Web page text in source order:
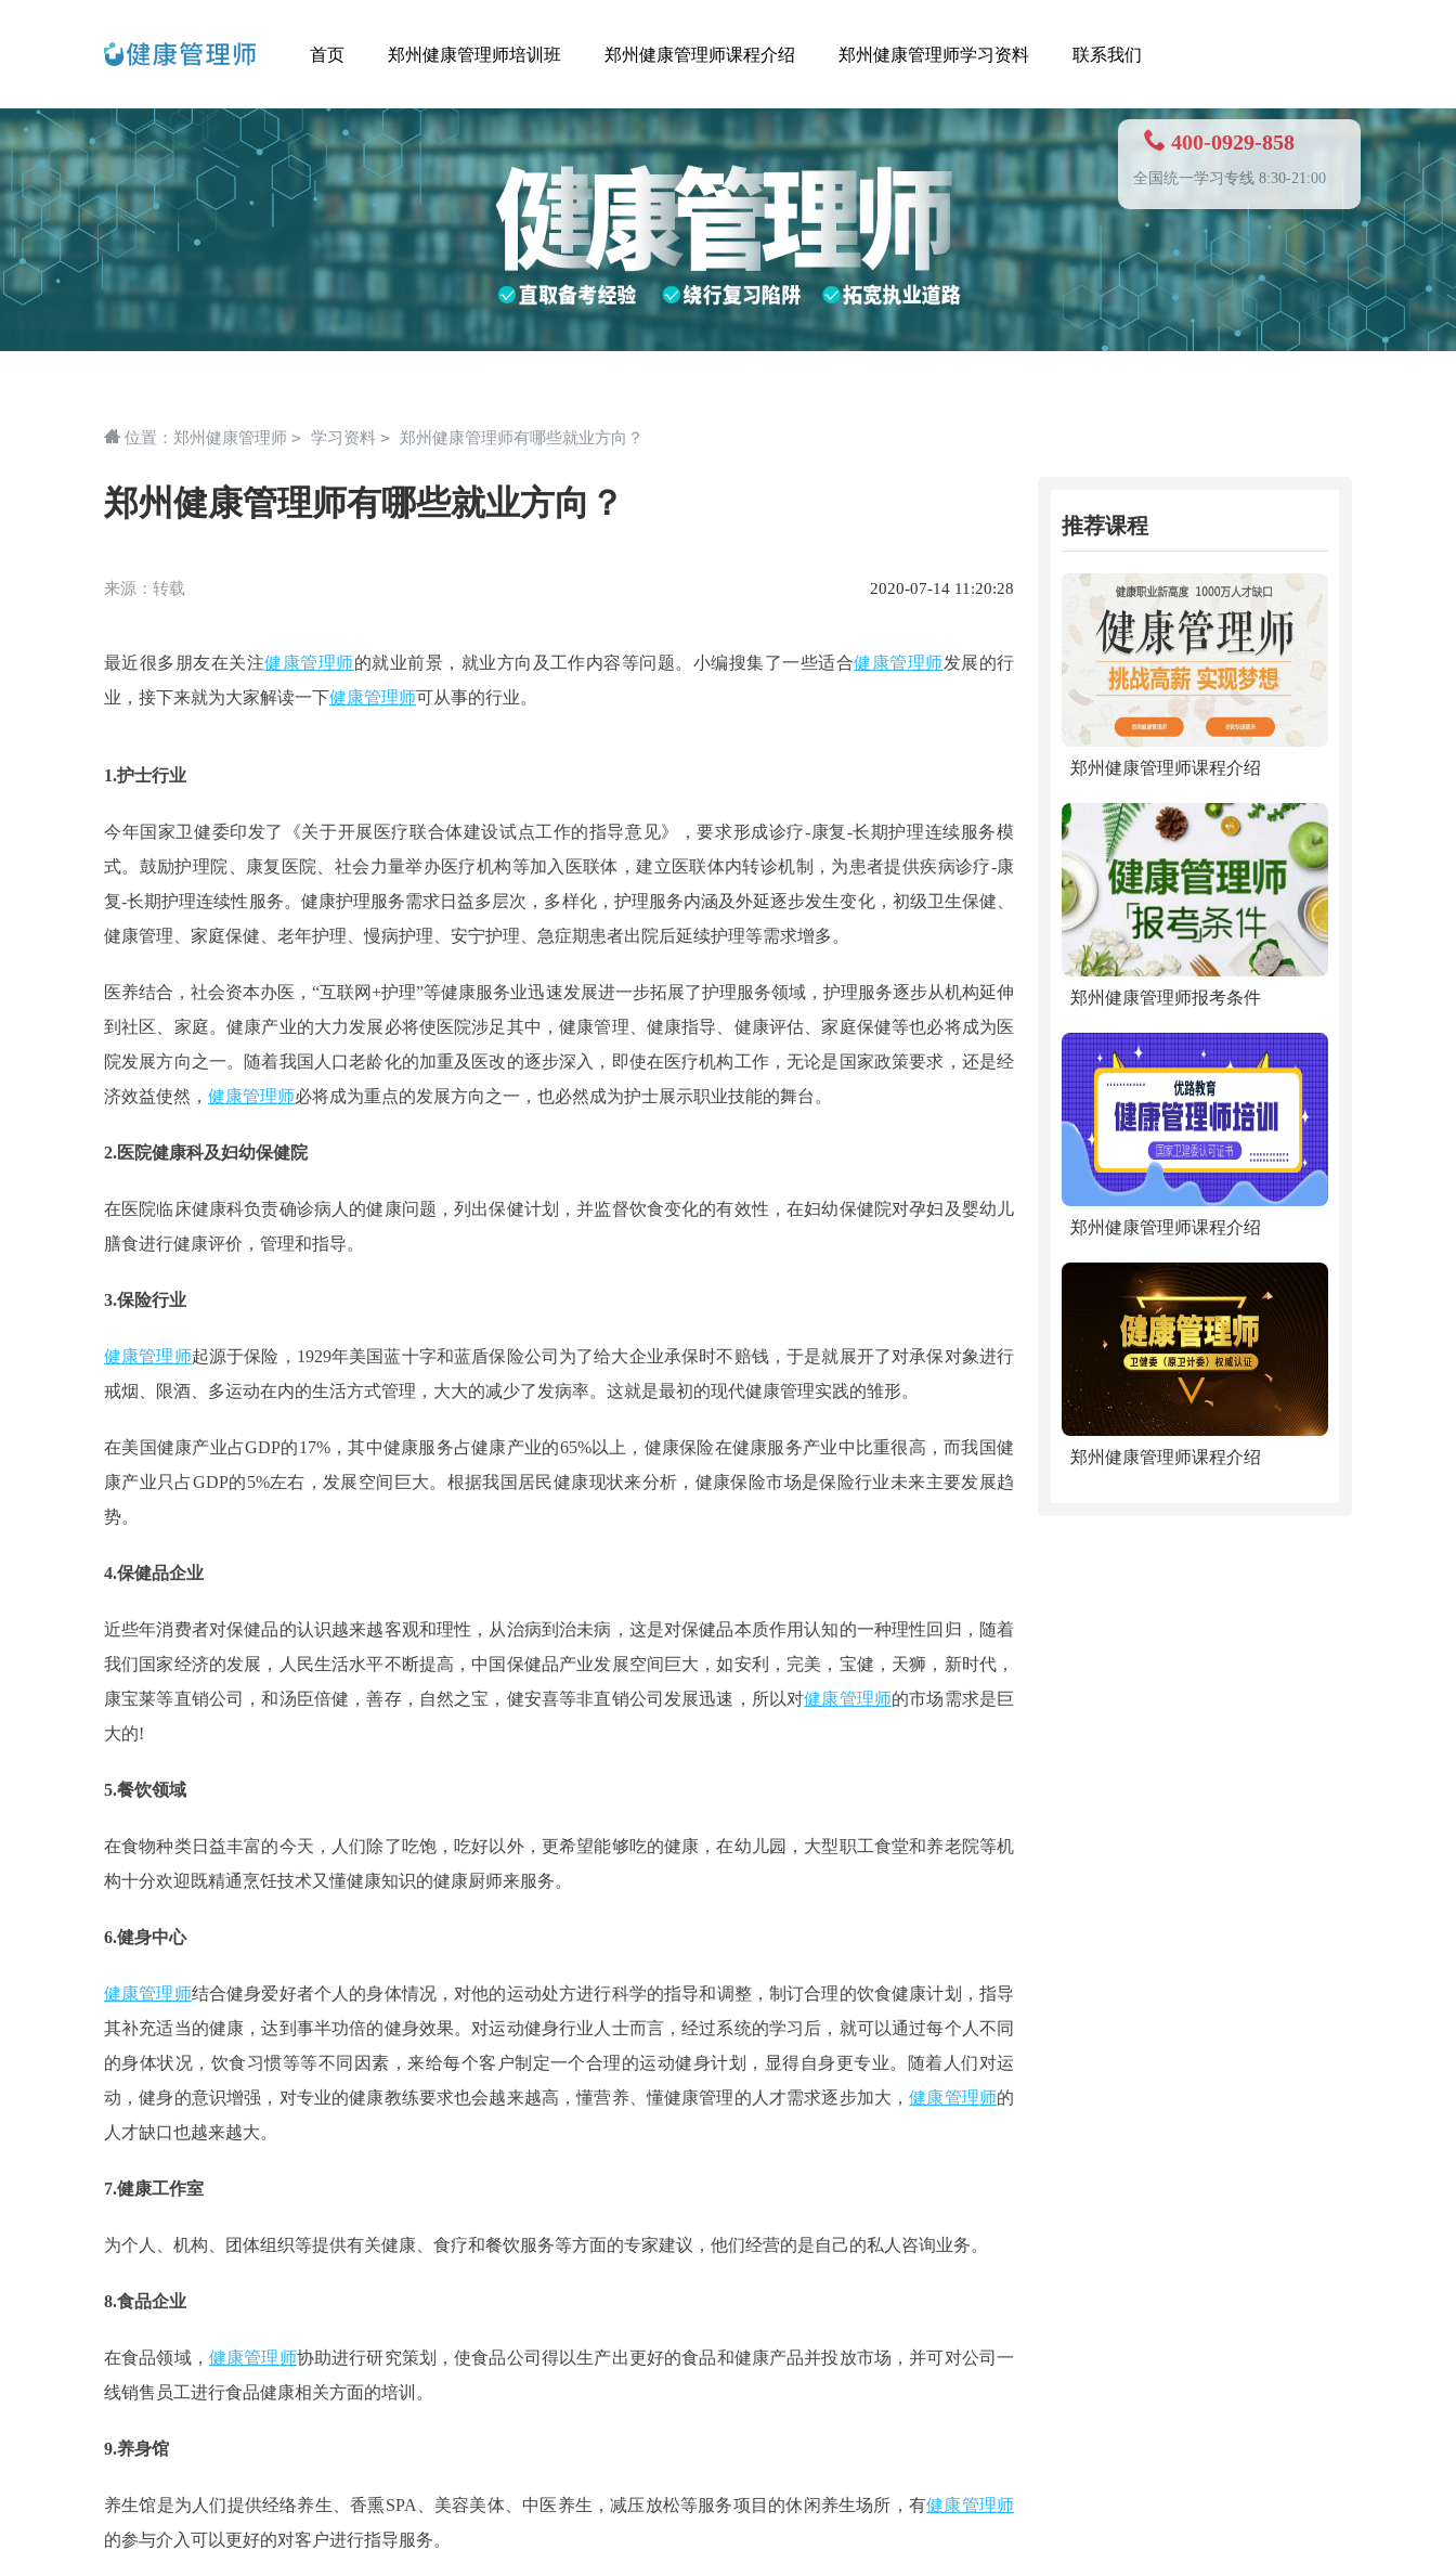
首页 郑州健康管理师培训班 郑州健康管理师课程介绍 郑州健康管理师学习资料 联系我们
400-0929-858
全国统一学习专线 8:30-21:00
位置： 郑州健康管理师 > 学习资料 > 郑州健康管理师有哪些就业方向？
郑州健康管理师有哪些就业方向？
2020-07-14 11:20:28
来源： 转载
最近很多朋友在关注健康管理师的就业前景，就业方向及工作内容等问题。小编搜集了一些适合健康管理师发展的行
业，接下来就为大家解读一下健康管理师可从事的行业。
1.护士行业
今年国家卫健委印发了《关于开展医疗联合体建设试点工作的指导意见》，要求形成诊疗-康复-长期护理连续服务模
式。鼓励护理院、康复医院、社会力量举办医疗机构等加入医联体，建立医联体内转诊机制，为患者提供疾病诊疗-康
复-长期护理连续性服务。健康护理服务需求日益多层次，多样化，护理服务内涵及外延逐步发生变化，初级卫生保健、
健康管理、家庭保健、老年护理、慢病护理、安宁护理、急症期患者出院后延续护理等需求增多。
医养结合，社会资本办医，“互联网+护理”等健康服务业迅速发展进一步拓展了护理服务领域，护理服务逐步从机构延伸
到社区、家庭。健康产业的大力发展必将使医院涉足其中，健康管理、健康指导、健康评估、家庭保健等也必将成为医
院发展方向之一。随着我国人口老龄化的加重及医改的逐步深入，即使在医疗机构工作，无论是国家政策要求，还是经
济效益使然， 健康管理师必将成为重点的发展方向之一，也必然成为护士展示职业技能的舞台。
2.医院健康科及妇幼保健院
在医院临床健康科负责确诊病人的健康问题，列出保健计划，并监督饮食变化的有效性，在妇幼保健院对孕妇及婴幼儿
膳食进行健康评价，管理和指导。
3.保险行业
健康管理师起源于保险，1929年美国蓝十字和蓝盾保险公司为了给大企业承保时不赔钱，于是就展开了对承保对象进行
戒烟、限酒、多运动在内的生活方式管理，大大的减少了发病率。这就是最初的现代健康管理实践的雏形。
在美国健康产业占GDP的17%，其中健康服务占健康产业的65%以上，健康保险在健康服务产业中比重很高，而我国健
康产业只占GDP的5%左右，发展空间巨大。根据我国居民健康现状来分析，健康保险市场是保险行业未来主要发展趋
势。
4.保健品企业
近些年消费者对保健品的认识越来越客观和理性，从治病到治未病，这是对保健品本质作用认知的一种理性回归，随着
我们国家经济的发展，人民生活水平不断提高，中国保健品产业发展空间巨大，如安利，完美，宝健，天狮，新时代，
康宝莱等直销公司，和汤臣倍健，善存，自然之宝，健安喜等非直销公司发展迅速，所以对健康管理师的市场需求是巨
大的!
5.餐饮领域
在食物种类日益丰富的今天，人们除了吃饱，吃好以外，更希望能够吃的健康，在幼儿园，大型职工食堂和养老院等机
构十分欢迎既精通烹饪技术又懂健康知识的健康厨师来服务。
6.健身中心
健康管理师结合健身爱好者个人的身体情况，对他的运动处方进行科学的指导和调整，制订合理的饮食健康计划，指导
其补充适当的健康，达到事半功倍的健身效果。对运动健身行业人士而言，经过系统的学习后，就可以通过每个人不同
的身体状况，饮食习惯等等不同因素，来给每个客户制定一个合理的运动健身计划，显得自身更专业。随着人们对运
动，健身的意识增强，对专业的健康教练要求也会越来越高，懂营养、懂健康管理的人才需求逐步加大，健康管理师的
人才缺口也越来越大。
7.健康工作室
为个人、机构、团体组织等提供有关健康、食疗和餐饮服务等方面的专家建议，他们经营的是自己的私人咨询业务。
8.食品企业
在食品领域， 健康管理师协助进行研究策划，使食品公司得以生产出更好的食品和健康产品并投放市场，并可对公司一
线销售员工进行食品健康相关方面的培训。
9.养身馆
养生馆是为人们提供经络养生、香熏SPA、美容美体、中医养生，减压放松等服务项目的休闲养生场所，有健康管理师
的参与介入可以更好的对客户进行指导服务。
推荐课程
郑州健康管理师课程介绍
郑州健康管理师报考条件
郑州健康管理师课程介绍
郑州健康管理师课程介绍